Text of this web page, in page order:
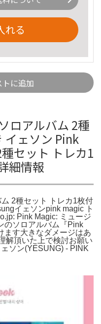
れる
に追加
ロアルバム 2種
イェソン Pink
セット トレカ1
細情報
2種セット トレカ1枚付
イェソンpink magic ト
Pink Magic: ミュージ
のソロアルバム『Pink
ます大きなダメージはあ
解頂いた上で検討お願い
ソン(YESUNG) - PINK